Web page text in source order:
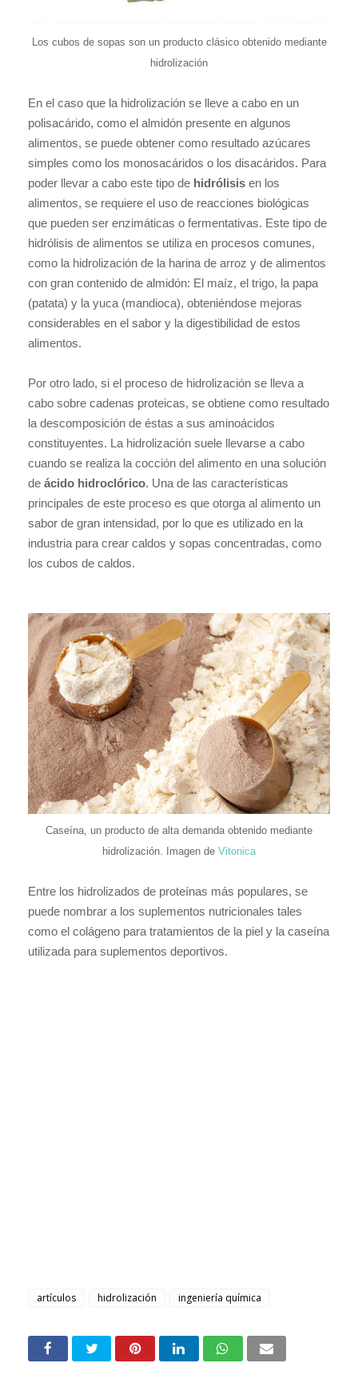
Los cubos de sopas son un producto clásico obtenido mediante
hidrolización
En el caso que la hidrolización se lleve a cabo en un
polisacárido, como el almidón presente en algunos
alimentos, se puede obtener como resultado azúcares
simples como los monosacáridos o los disacáridos. Para
poder llevar a cabo este tipo de hidrólisis en los
alimentos, se requiere el uso de reacciones biológicas
que pueden ser enzimáticas o fermentativas. Este tipo de
hidrólisis de alimentos se utiliza en procesos comunes,
como la hidrolización de la harina de arroz y de alimentos
con gran contenido de almidón: El maíz, el trigo, la papa
(patata) y la yuca (mandioca), obteniéndose mejoras
considerables en el sabor y la digestibilidad de estos
alimentos.
Por otro lado, si el proceso de hidrolización se lleva a
cabo sobre cadenas proteicas, se obtiene como resultado
la descomposición de éstas a sus aminoácidos
constituyentes. La hidrolización suele llevarse a cabo
cuando se realiza la cocción del alimento en una solución
de ácido hidroclórico. Una de las características
principales de este proceso es que otorga al alimento un
sabor de gran intensidad, por lo que es utilizado en la
industria para crear caldos y sopas concentradas, como
los cubos de caldos.
Caseína, un producto de alta demanda obtenido mediante
hidrolización. Imagen de Vitonica
Entre los hidrolizados de proteínas más populares, se
puede nombrar a los suplementos nutricionales tales
como el colágeno para tratamientos de la piel y la caseína
utilizada para suplementos deportivos.
artículos hidrolización ingeniería química